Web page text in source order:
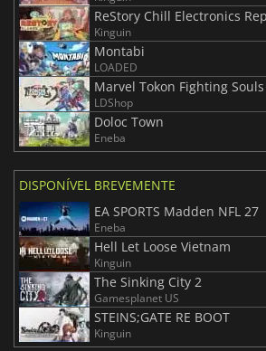
ReStory Chill Electronics
Kinguin
Montabi
LOADED
Marvel Tokon Fighting Souls
LDShop
Doloc Town
Eneba
DISPONÍVEL BREVEMENTE
EA SPORTS Madden NFL 27
Eneba
Hell Let Loose Vietnam
Kinguin
The Sinking City 2
Gamesplanet US
STEINS;GATE RE BOOT
Kinguin